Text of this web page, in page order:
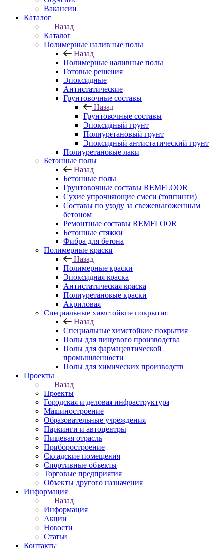
Вакансии
Каталог
Назад
Каталог
Полимерные наливные полы
Назад
Полимерные наливные полы
Готовые решения
Эпоксидные
Антистатические
Грунтовочные составы
Назад
Грунтовочные составы
Эпоксидный грунт
Полиуретановый грунт
Эпоксидный антистатический грунт
Полиуретановые лаки
Бетонные полы
Назад
Бетонные полы
Грунтовочные составы REMFLOOR
Сухие упрочняющие смеси (топпинги)
Составы по уходу за свежевыложенным
бетоном
Ремонтные составы REMFLOOR
Бетонные стяжки
Фибра для бетона
Полимерные краски
Назад
Полимерные краски
Эпоксидная краска
Антистатическая краска
Полиуретановые краски
Акриловая
Специальные химстойкие покрытия
Назад
Специальные химстойкие покрытия
Полы для пищевого производства
Полы для фармацевтической
промышленности
Полы для химических производств
Проекты
Назад
Проекты
Городская и деловая инфраструктура
Машиностроение
Образовательные учреждения
Паркинги и автоцентры
Пищевая отрасль
Приборостроение
Складские помещения
Спортивные объекты
Торговые предприятия
Объекты другого назначения
Информация
Назад
Информация
Акции
Новости
Статьи
Контакты